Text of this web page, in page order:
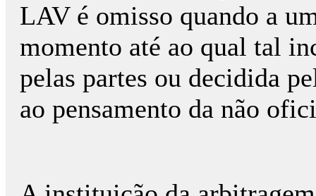
LAV é omisso quando a
momento até ao qual tal
pelas partes ou decidida
ao pensamento da não